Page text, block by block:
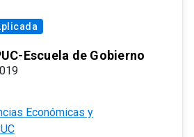
Escuela de Gobierno
Económicas y